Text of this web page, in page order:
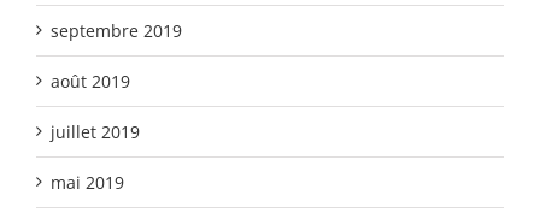
septembre 2019
août 2019
juillet 2019
mai 2019